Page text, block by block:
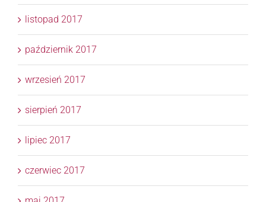
listopad 2017
październik 2017
wrzesień 2017
sierpień 2017
lipiec 2017
czerwiec 2017